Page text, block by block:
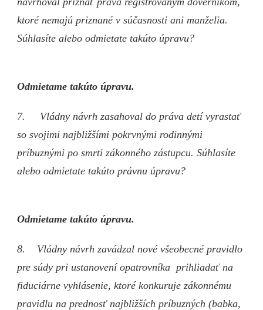
ktoré nemajú priznané v súčasnosti ani manželia.
Súhlasíte alebo odmietate takúto úpravu?
Odmietame takúto úpravu.
7. Vládny návrh zasahoval do práva detí vyrastať
so svojimi najbližšími pokrvnými rodinnými
príbuznými po smrti zákonného zástupcu. Súhlasíte
alebo odmietate takúto právnu úpravu?
Odmietame takúto úpravu.
8. Vládny návrh zavádzal nové všeobecné pravidlo
pre súdy pri ustanovení opatrovníka prihliadať na
fiduciárne vyhlásenie, ktoré konkuruje zákonnému
pravidlu na prednosť najbližších príbuzných (babka,